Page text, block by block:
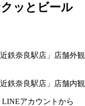
ッとビール
近鉄奈良駅店」店舗外観
近鉄奈良駅店」店舗内観
LINEアカウントから